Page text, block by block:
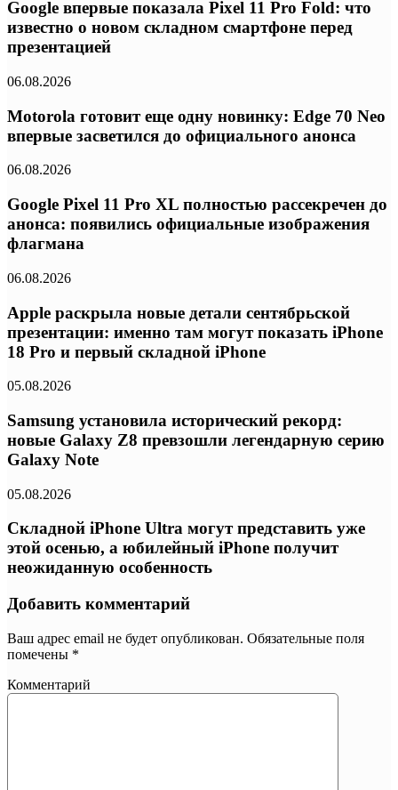
Google впервые показала Pixel 11 Pro Fold: что
известно о новом складном смартфоне перед
презентацией
06.08.2026
Motorola готовит еще одну новинку: Edge 70 Neo
впервые засветился до официального анонса
06.08.2026
Google Pixel 11 Pro XL полностью рассекречен до
анонса: появились официальные изображения
флагмана
06.08.2026
Apple раскрыла новые детали сентябрьской
презентации: именно там могут показать iPhone
18 Pro и первый складной iPhone
05.08.2026
Samsung установила исторический рекорд:
новые Galaxy Z8 превзошли легендарную серию
Galaxy Note
05.08.2026
Складной iPhone Ultra могут представить уже
этой осенью, а юбилейный iPhone получит
неожиданную особенность
Добавить комментарий
Ваш адрес email не будет опубликован. Обязательные поля
помечены *
Комментарий